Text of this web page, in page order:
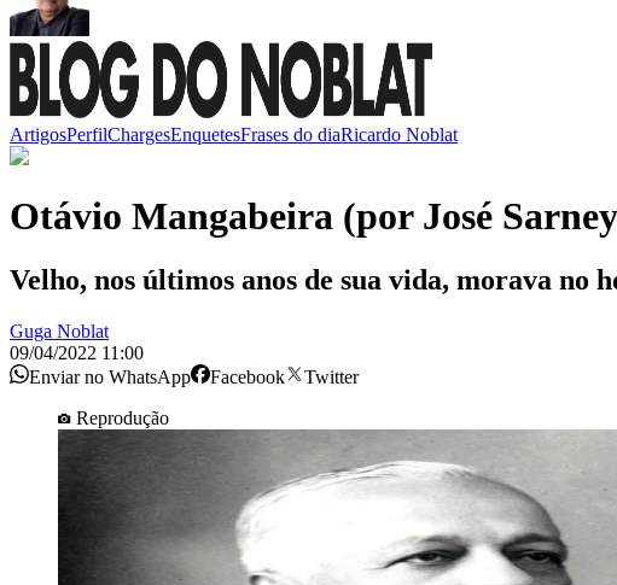
ArtigosPerfilChargesEnquetesFrases do diaRicardo Noblat
Otávio Mangabeira (por José
Velho, nos últimos anos de sua vida, morava no
Guga Noblat
09/04/2022 11:00
Enviar no WhatsApp
Facebook
Twitter
Reprodução